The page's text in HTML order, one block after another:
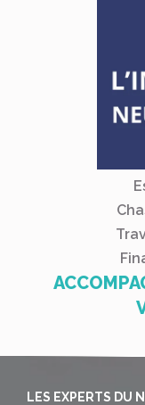
LES EXPERTS DU